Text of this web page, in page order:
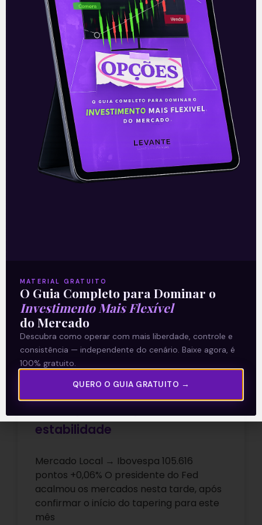
Vale e Petrobras seguram
Ibovespa
Mercado Local → Ibovespa 104.781
pontos -0,04% O pregão foi negativo
principalmente para as varejistas e
construtoras, por fatores que podem
afetar negativamente o consumo,
Ibovespa fecha próximo à
estabilidade
Mercado Local → Ibovespa 105.616
pontos +0,06% O presidente do Fed
acalmou os mercados nesta tarde, após
confirmar o início do tapering para este
mês
MATERIAL GRATUITO
O Guia Completo para Dominar o
Investimento Mais Flexível
do Mercado
Descubra como operar com mais liberdade, controle e
consistência — independente do cenário. Baixe agora, é
100% gratuito.
QUERO O GUIA GRATUITO →